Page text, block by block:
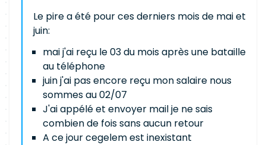
Le pire a été pour ces derniers mois de mai et
juin:
mai j'ai reçu le 03 du mois après une bataille
au téléphone
juin j'ai pas encore reçu mon salaire nous
sommes au 02/07
J'ai appélé et envoyer mail je ne sais
combien de fois sans aucun retour
A ce jour cegelem est inexistant